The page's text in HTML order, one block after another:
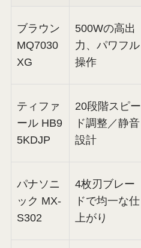
ブラウン
MQ7030
XG
500Wの高出
力、パワフル
操作
ティファ
ール HB9
5KDJP
20段階スピー
ド調整／静音
設計
パナソニ
ック MX-
S302
4枚刃ブレー
ドで均一な仕
上がり